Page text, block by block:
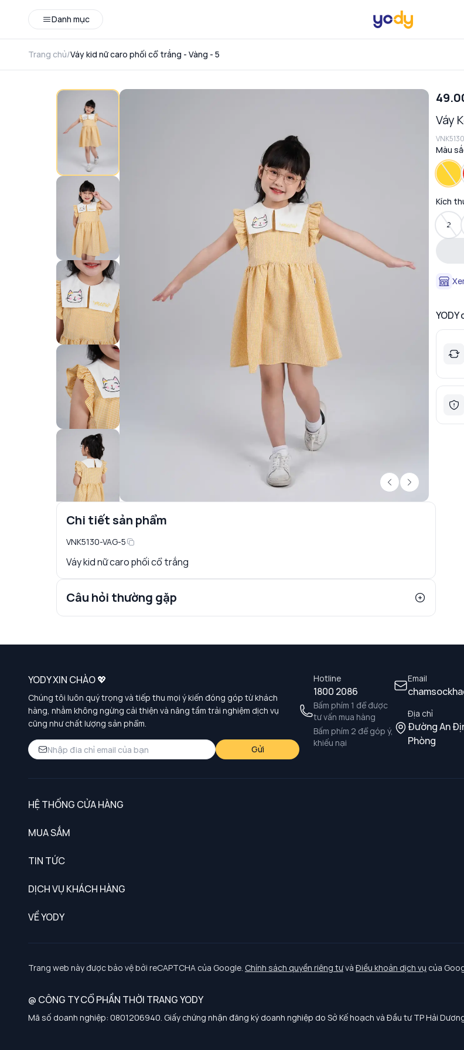
Danh mục
Trang chủ/Váy kid nữ caro phối cổ trắng - Vàng - 5
Chi tiết sản phẩm
VNK5130-VAG-5
Váy kid nữ caro phối cổ trắng
Câu hỏi thường gặp
Váy
Màu
Kích
2
YODY
Hotline
1800 2086
Bấm phím 1 để được
tư vấn mua hàng
Bấm phím 2 để góp ý,
khiếu nại
Email
Địa chỉ
Đường An
Phòng
YODY XIN CHÀO 💖
Chúng tôi luôn quý trọng và tiếp thu mọi ý kiến đóng góp từ khách
hàng, nhằm không ngừng cải thiện và nâng tầm trải nghiệm dịch vụ
cũng như chất lượng sản phẩm.
Gửi
HỆ THỐNG CỬA HÀNG
MUA SẮM
TIN TỨC
DỊCH VỤ KHÁCH HÀNG
Chính sách khách hàng thân thiết
Chính sách bảo vệ dữ liệu cá nhân
Chính sách thanh toán, giao nhận
Chính sách chất lượng và an toàn sức khoẻ nghề nghiệp
VỀ YODY
Tuyển dụng
Trang web này được bảo vệ bởi reCAPTCHA của Google. Chính sách quyền riêng tưvà Điều khoản dịch vụ của
@ CÔNG TY CỔ PHẦN THỜI TRANG YODY
Mã số doanh nghiệp: 0801206940. Giấy chứng nhận đăng ký doanh nghiệp do Sở Kế hoạch và Đầu tư TP Hải